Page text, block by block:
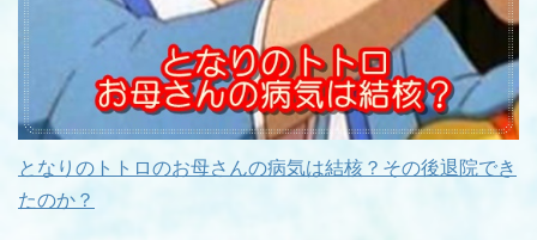
となりのトトロのお母さんの病気は結核？その後退院でき
たのか？